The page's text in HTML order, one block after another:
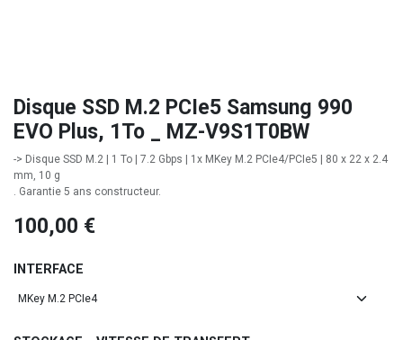
Disque SSD M.2 PCIe5 Samsung 990
EVO Plus, 1To _ MZ-V9S1T0BW
-> Disque SSD M.2 | 1 To | 7.2 Gbps | 1x MKey M.2 PCIe4/PCIe5 | 80 x 22 x 2.4
mm, 10 g
. Garantie 5 ans constructeur.
100,00 €
INTERFACE